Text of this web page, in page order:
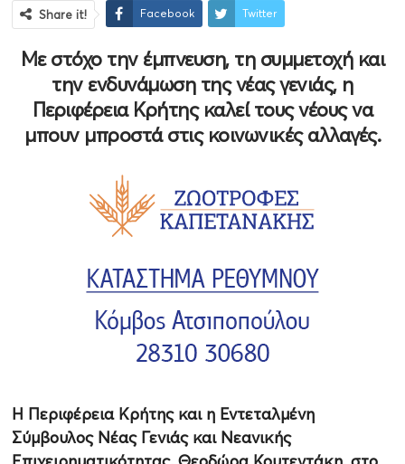
Share it! Facebook Twitter
Με στόχο την έμπνευση, τη συμμετοχή και
την ενδυνάμωση της νέας γενιάς, η
Περιφέρεια Κρήτης καλεί τους νέους να
μπουν μπροστά στις κοινωνικές αλλαγές.
Η Περιφέρεια Κρήτης και η Εντεταλμένη
Σύμβουλος Νέας Γενιάς και Νεανικής